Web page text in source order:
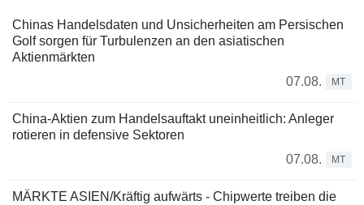
Chinas Handelsdaten und Unsicherheiten am Persischen
Golf sorgen für Turbulenzen an den asiatischen
Aktienmärkten
07.08.
MT
China-Aktien zum Handelsauftakt uneinheitlich: Anleger
rotieren in defensive Sektoren
07.08.
MT
MÄRKTE ASIEN/Kräftig aufwärts - Chipwerte treiben die